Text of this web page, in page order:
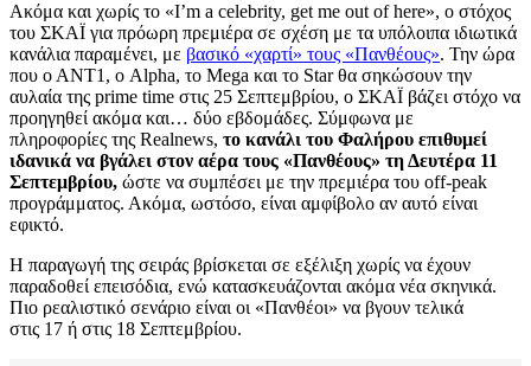
Ακόμα και χωρίς το «Ι’m a celebrity, get me out of here», ο στόχος
του ΣΚΑΪ για πρόωρη πρεμιέρα σε σχέση με τα υπόλοιπα ιδιωτικά
κανάλια παραμένει, με βασικό «χαρτί» τους «Πανθέους». Την ώρα
που ο ΑΝΤ1, ο Alpha, το Mega και το Star θα σηκώσουν την
αυλαία της prime time στις 25 Σεπτεμβρίου, ο ΣΚΑΪ βάζει στόχο να
προηγηθεί ακόμα και… δύο εβδομάδες. Σύμφωνα με
πληροφορίες της Realnews, το κανάλι του Φαλήρου επιθυμεί
ιδανικά να βγάλει στον αέρα τους «Πανθέους» τη Δευτέρα 11
Σεπτεμβρίου, ώστε να συμπέσει με την πρεμιέρα του off-peak
προγράμματος. Ακόμα, ωστόσο, είναι αμφίβολο αν αυτό είναι
εφικτό.
Η παραγωγή της σειράς βρίσκεται σε εξέλιξη χωρίς να έχουν
παραδοθεί επεισόδια, ενώ κατασκευάζονται ακόμα νέα σκηνικά.
Πιο ρεαλιστικό σενάριο είναι οι «Πανθέοι» να βγουν τελικά
στις 17 ή στις 18 Σεπτεμβρίου.